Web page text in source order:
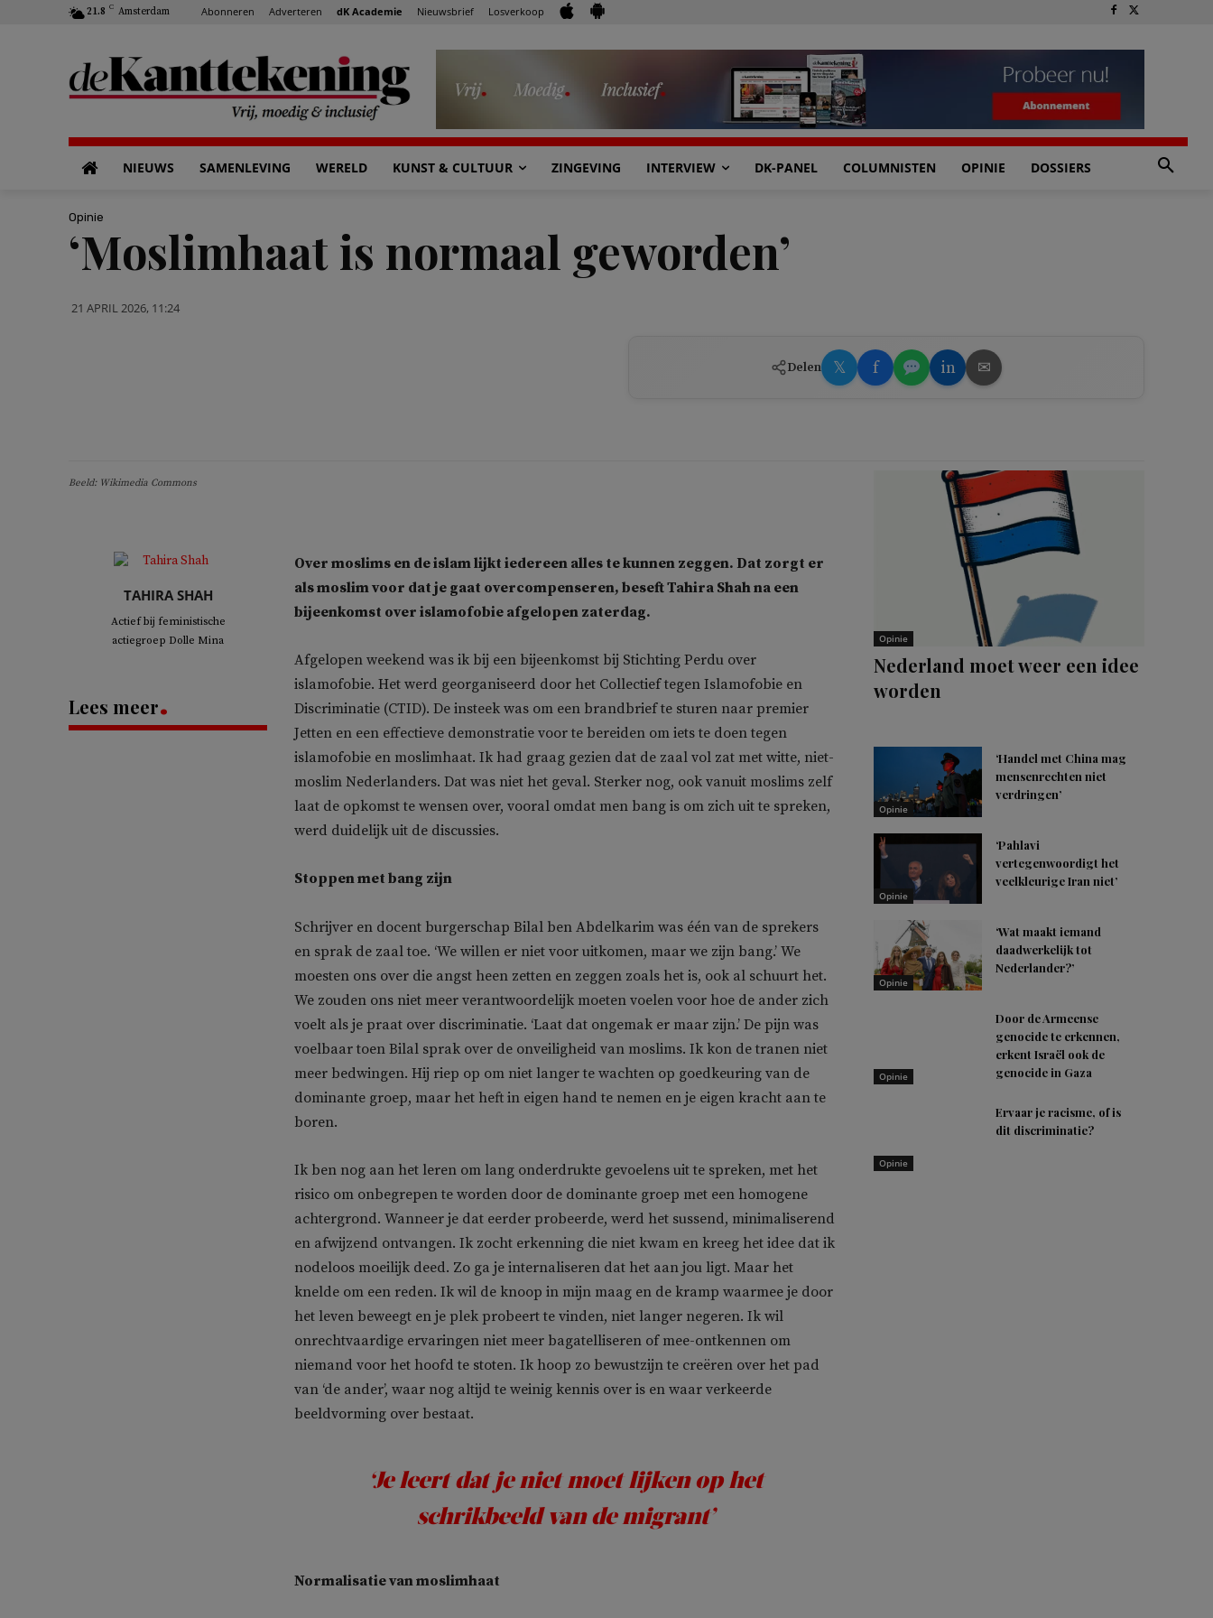
21.8 C Amsterdam Abonneren Adverteren dK Academie Nieuwsbrief Losverkoop
NIEUWS SAMENLEVING WERELD KUNST & CULTUUR ZINGEVING INTERVIEW DK-PANEL COLUMNISTEN OPINIE DOSSIERS
Opinie
‘Moslimhaat is normaal geworden’
21 APRIL 2026, 11:24
Delen 𝕏 f in ✉
Beeld: Wikimedia Commons
TAHIRA SHAH
Actief bij feministische
actiegroep Dolle Mina
Lees meer
Over moslims en de islam lijkt iedereen alles te kunnen zeggen. Dat zorgt er
als moslim voor dat je gaat overcompenseren, beseft Tahira Shah na een
bijeenkomst over islamofobie afgelopen zaterdag.
Afgelopen weekend was ik bij een bijeenkomst bij Stichting Perdu over
islamofobie. Het werd georganiseerd door het Collectief tegen Islamofobie en
Discriminatie (CTID). De insteek was om een brandbrief te sturen naar premier
Jetten en een effectieve demonstratie voor te bereiden om iets te doen tegen
islamofobie en moslimhaat. Ik had graag gezien dat de zaal vol zat met witte, niet-
moslim Nederlanders. Dat was niet het geval. Sterker nog, ook vanuit moslims zelf
laat de opkomst te wensen over, vooral omdat men bang is om zich uit te spreken,
werd duidelijk uit de discussies.
Stoppen met bang zijn
Schrijver en docent burgerschap Bilal ben Abdelkarim was één van de sprekers
en sprak de zaal toe. ‘We willen er niet voor uitkomen, maar we zijn bang.’ We
moesten ons over die angst heen zetten en zeggen zoals het is, ook al schuurt het.
We zouden ons niet meer verantwoordelijk moeten voelen voor hoe de ander zich
voelt als je praat over discriminatie. ‘Laat dat ongemak er maar zijn.’ De pijn was
voelbaar toen Bilal sprak over de onveiligheid van moslims. Ik kon de tranen niet
meer bedwingen. Hij riep op om niet langer te wachten op goedkeuring van de
dominante groep, maar het heft in eigen hand te nemen en je eigen kracht aan te
boren.
Ik ben nog aan het leren om lang onderdrukte gevoelens uit te spreken, met het
risico om onbegrepen te worden door de dominante groep met een homogene
achtergrond. Wanneer je dat eerder probeerde, werd het sussend, minimaliserend
en afwijzend ontvangen. Ik zocht erkenning die niet kwam en kreeg het idee dat ik
nodeloos moeilijk deed. Zo ga je internaliseren dat het aan jou ligt. Maar het
knelde om een reden. Ik wil de knoop in mijn maag en de kramp waarmee je door
het leven beweegt en je plek probeert te vinden, niet langer negeren. Ik wil
onrechtvaardige ervaringen niet meer bagatelliseren of mee-ontkennen om
niemand voor het hoofd te stoten. Ik hoop zo bewustzijn te creëren over het pad
van ‘de ander’, waar nog altijd te weinig kennis over is en waar verkeerde
beeldvorming over bestaat.
‘Je leert dat je niet moet lijken op het
schrikbeeld van de migrant’
Normalisatie van moslimhaat
Opinie
Nederland moet weer een idee
worden
Opinie
‘Handel met China mag
mensenrechten niet
verdringen’
Opinie
‘Pahlavi
vertegenwoordigt het
veelkleurige Iran niet’
Opinie
‘Wat maakt iemand
daadwerkelijk tot
Nederlander?’
Opinie
Door de Armeense
genocide te erkennen,
erkent Israël ook de
genocide in Gaza
Opinie
Ervaar je racisme, of is
dit discriminatie?